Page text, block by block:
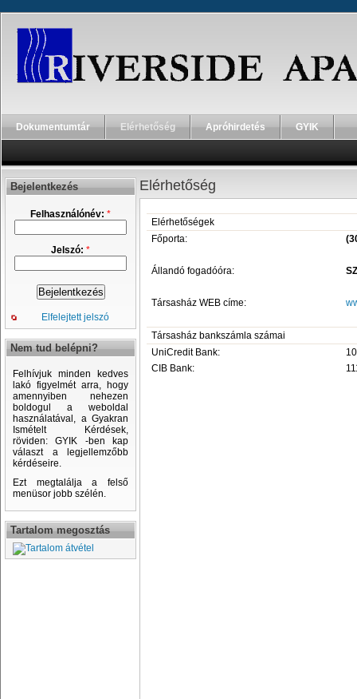
Dokumentumtár Elérhetőség Apróhirdetés GYIK
Bejelentkezés
Felhasználónév: *
Jelszó: *
Elfelejtett jelszó
Nem tud belépni?
Felhívjuk minden kedves
lakó figyelmét arra, hogy
amennyiben nehezen
boldogul a weboldal
használatával, a Gyakran
Ismételt Kérdések,
röviden: GYIK -ben kap
választ a legjellemzőbb
kérdéseire.
Ezt megtalálja a felső
menüsor jobb szélén.
Tartalom megosztás
Elérhetőség
Elérhetőségek
Főporta:
Állandó fogadóóra:
Társasház WEB címe:
Társasház bankszámla számai
UniCredit Bank:
CIB Bank: